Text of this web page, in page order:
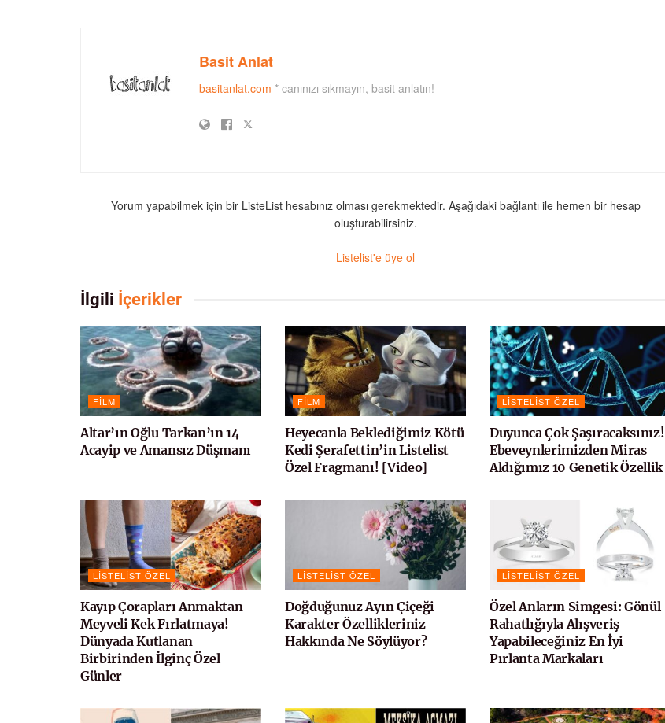
Basit Anlat
basitanlat.com * canınızı sıkmayın, basit anlatın!
Yorum yapabilmek için bir ListeList hesabınız olması gerekmektedir. Aşağıdaki bağlantı ile hemen bir hesap
oluşturabilirsiniz.
Listelist'e üye ol
İlgili İçerikler
FILM
Altar’ın Oğlu Tarkan’ın 14
Acayip ve Amansız Düşmanı
FILM
Heyecanla Beklediğimiz Kötü
Kedi Şerafettin’in Listelist
Özel Fragmanı! [Video]
LISTELIST ÖZEL
Duyunca Çok Şaşıracaksınız!
Ebeveynlerimizden Miras
Aldığımız 10 Genetik Özellik
LISTELIST ÖZEL
Kayıp Çorapları Anmaktan
Meyveli Kek Fırlatmaya!
Dünyada Kutlanan
Birbirinden İlginç Özel
Günler
LISTELIST ÖZEL
Doğduğunuz Ayın Çiçeği
Karakter Özellikleriniz
Hakkında Ne Söylüyor?
LISTELIST ÖZEL
Özel Anların Simgesi: Gönül
Rahatlığıyla Alışveriş
Yapabileceğiniz En İyi
Pırlanta Markaları